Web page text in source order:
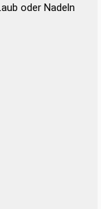
oder Nadeln